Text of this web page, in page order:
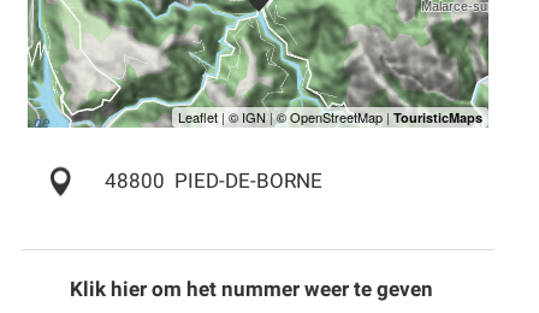
48800 PIED-DE-BORNE
Klik hier om het nummer weer te geven